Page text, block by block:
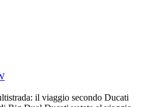
il viaggio secondo Ducati